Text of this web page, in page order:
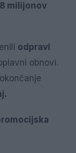
milijonov
odpravi
obnovi.